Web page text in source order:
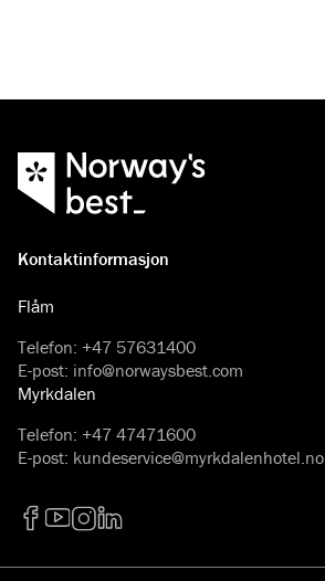
Kontaktinformasjon
Flåm
Telefon: +47 57631400
E-post: info@norwaysbest.com
Myrkdalen
Telefon: +47 47471600
E-post: kundeservice@myrkdalenhotel.no